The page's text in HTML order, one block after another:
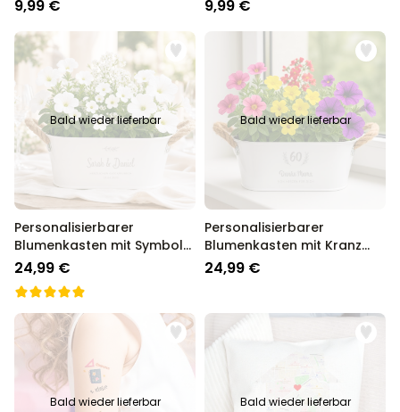
9,99 € 9,99 €
Bald wieder lieferbar
Personalisierbarer
Blumenkasten mit Symbol
und Text
24,99 €
Bald wieder lieferbar
Personalisierbarer
Blumenkasten mit Kranz
und Text
24,99 €
Bald wieder lieferbar Bald wieder lieferbar